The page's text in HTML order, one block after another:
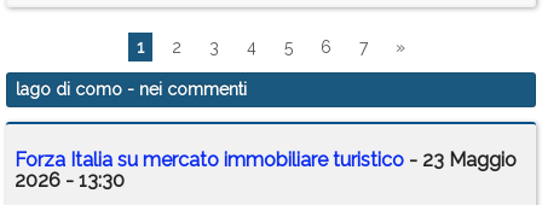
1 2 3 4 5 6 7 »
lago di como - nei commenti
Forza Italia su mercato immobiliare turistico - 23 Maggio
2026 - 13:30